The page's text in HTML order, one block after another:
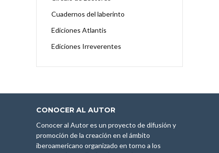
Cuadernos del laberinto
Ediciones Atlantis
Ediciones Irreverentes
CONOCER AL AUTOR
Conocer al Autor es un proyecto de difusión y
promoción de la creación en el ámbito
iberoamericano organizado en torno a los